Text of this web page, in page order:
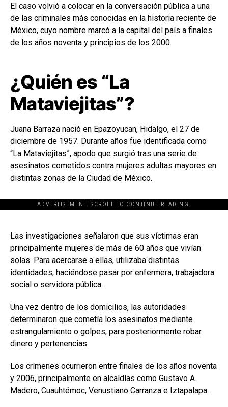
El caso volvió a colocar en la conversación pública a una
de las criminales más conocidas en la historia reciente de
México, cuyo nombre marcó a la capital del país a finales
de los años noventa y principios de los 2000.
¿Quién es “La
Mataviejitas”?
Juana Barraza nació en Epazoyucan, Hidalgo, el 27 de
diciembre de 1957. Durante años fue identificada como
“La Mataviejitas”, apodo que surgió tras una serie de
asesinatos cometidos contra mujeres adultas mayores en
distintas zonas de la Ciudad de México.
ADVERTISEMENT. SCROLL TO CONTINUE READING.
[adsforwp id="243463"]
Las investigaciones señalaron que sus víctimas eran
principalmente mujeres de más de 60 años que vivían
solas. Para acercarse a ellas, utilizaba distintas
identidades, haciéndose pasar por enfermera, trabajadora
social o servidora pública.
Una vez dentro de los domicilios, las autoridades
determinaron que cometía los asesinatos mediante
estrangulamiento o golpes, para posteriormente robar
dinero y pertenencias.
Los crímenes ocurrieron entre finales de los años noventa
y 2006, principalmente en alcaldías como Gustavo A.
Madero, Cuauhtémoc, Venustiano Carranza e Iztapalapa.